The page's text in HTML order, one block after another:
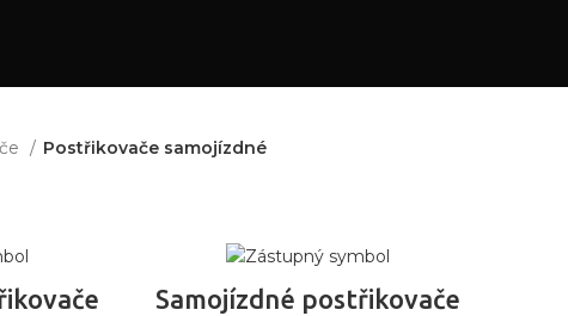
Postřikovače samojízdné
Samojízdné postřikovače